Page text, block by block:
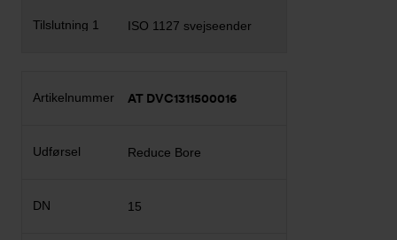
ISO 1127 svejseender
AT DVC1311500016
Reduce Bore
15